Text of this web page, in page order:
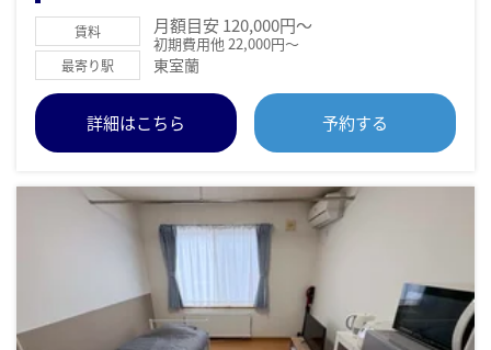
賃料 月額目安 120,000円～
初期費用他 22,000円～
最寄り駅 東室蘭
詳細はこちら 予約する